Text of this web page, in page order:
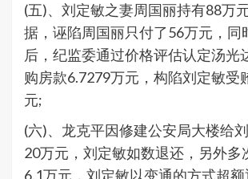
(五)、刘定敏之妻周国丽持有88万
据，诬陷周国丽只付了56万元，同
后，纪监委通过价格评估认定汤光
购房款6.7279万元，构陷刘定敏受
元;
(六)、龙克平因修建公安局大楼给
20万元，刘定敏如数退还，另外多
6.1万元，刘定敏以变通的方式超额